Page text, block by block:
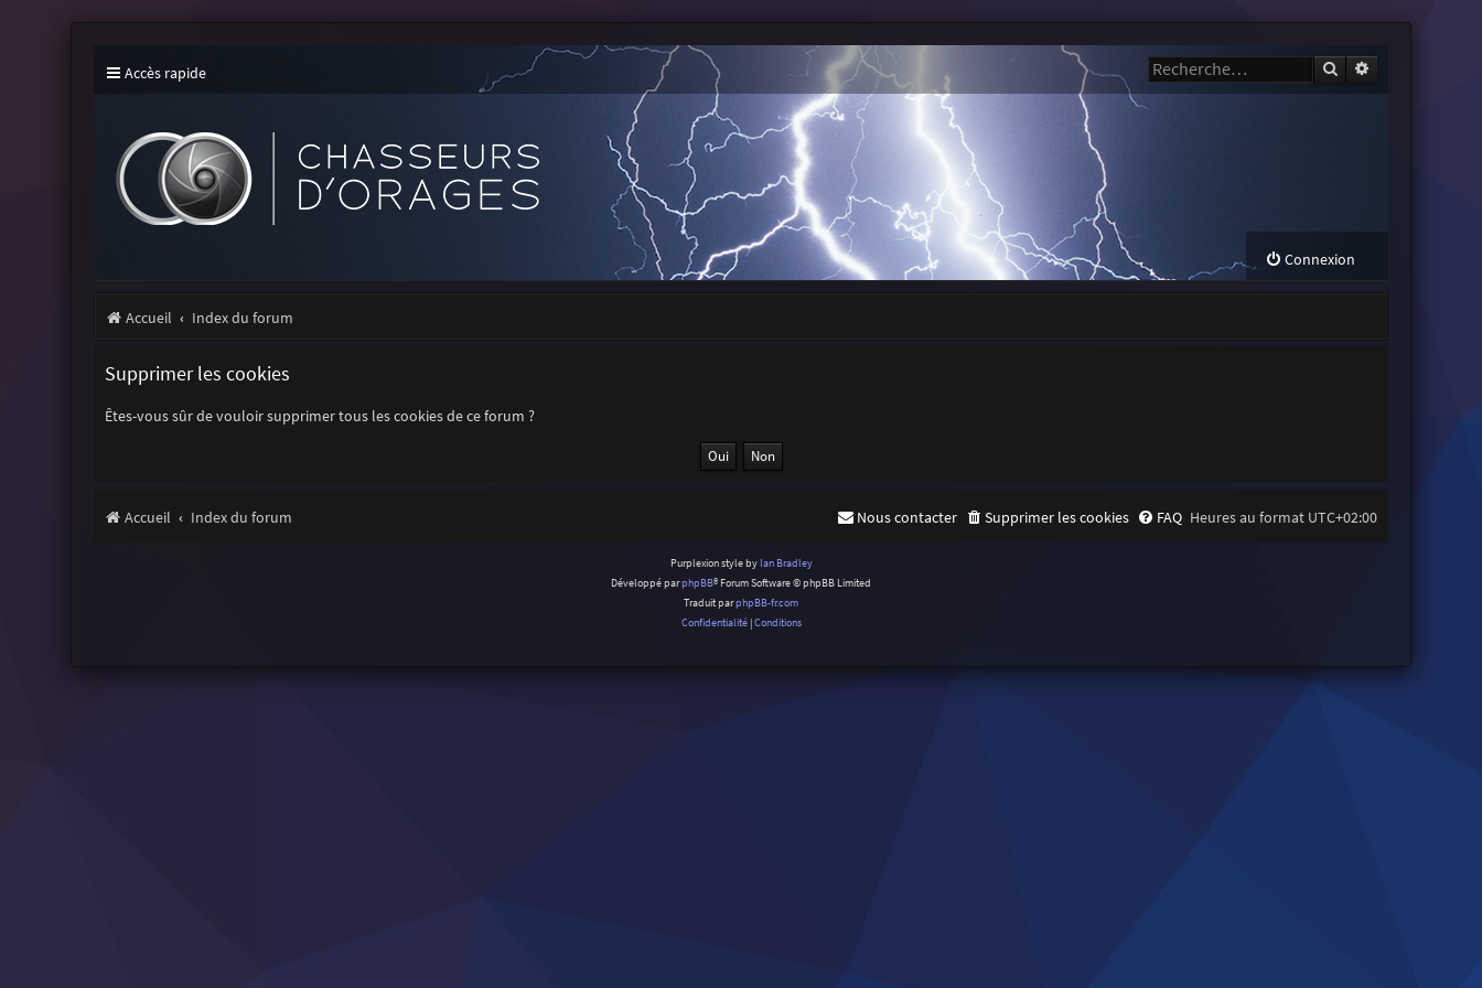
Accès rapide Rechercher
Connexion
Accueil Index du forum
Supprimer les cookies
Êtes-vous sûr de vouloir supprimer tous les cookies de ce forum ?
Accueil Index du forum Heures au format UTC+02:00
FAQ
Supprimer les cookies
Nous contacter
Purplexion style by Ian Bradley
Développé parphpBB® Forum Software © phpBB Limited
Traduit parphpBB-fr.com
Confidentialité|Conditions